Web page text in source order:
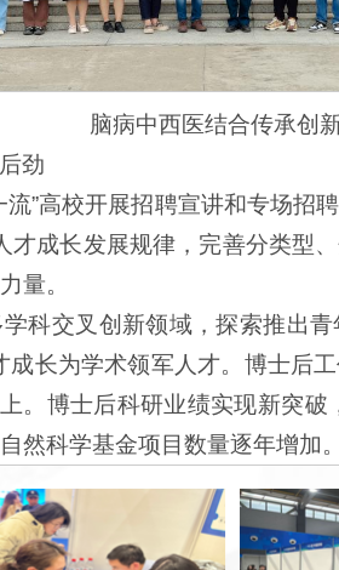
脑病中西医结合传承创
劲
”高校开展招聘宣讲和专场招
才成长发展规律，完善分类型
量。
科交叉创新领域，探索推出青
成长为学术领军人才。博士后
。博士后科研业绩实现新突破
然科学基金项目数量逐年增加。